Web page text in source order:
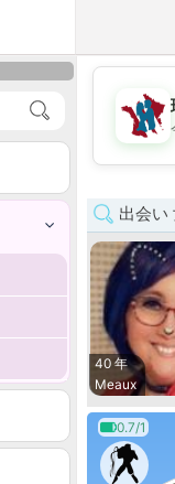
出会
40 年
Meaux
0.7/1